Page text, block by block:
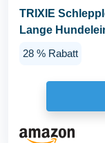
TRIXIE
Lange
28 % Rabatt